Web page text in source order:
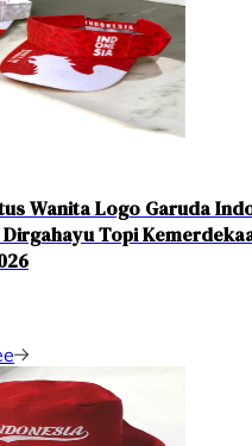
Wanita Logo Garuda
Dirgahayu Topi